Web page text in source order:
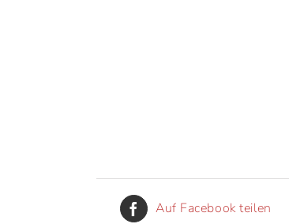
Auf Facebook teilen